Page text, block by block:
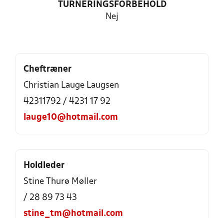
TURNERINGSFORBEHOLD
Nej
Cheftræner
Christian Lauge Laugsen
42311792 / 4231 17 92
lauge10@hotmail.com
Holdleder
Stine Thurø Møller
/ 28 89 73 43
stine_tm@hotmail.com